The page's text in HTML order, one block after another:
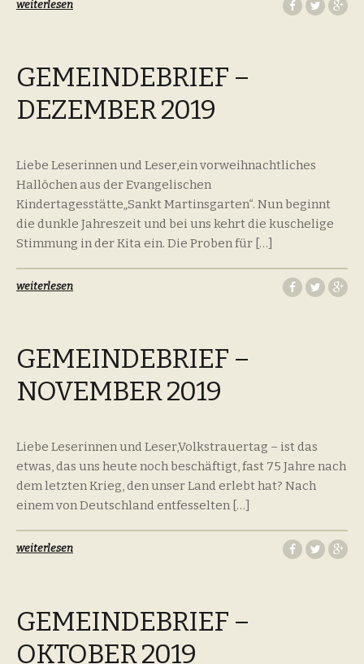
weiterlesen
GEMEINDEBRIEF –
DEZEMBER 2019
Liebe Leserinnen und Leser,ein vorweihnachtliches
Hallöchen aus der Evangelischen
Kindertagesstätte„Sankt Martinsgarten“. Nun beginnt
die dunkle Jahreszeit und bei uns kehrt die kuschelige
Stimmung in der Kita ein. Die Proben für […]
weiterlesen
GEMEINDEBRIEF –
NOVEMBER 2019
Liebe Leserinnen und Leser,Volkstrauertag – ist das
etwas, das uns heute noch beschäftigt, fast 75 Jahre nach
dem letzten Krieg, den unser Land erlebt hat? Nach
einem von Deutschland entfesselten […]
weiterlesen
GEMEINDEBRIEF –
OKTOBER 2019